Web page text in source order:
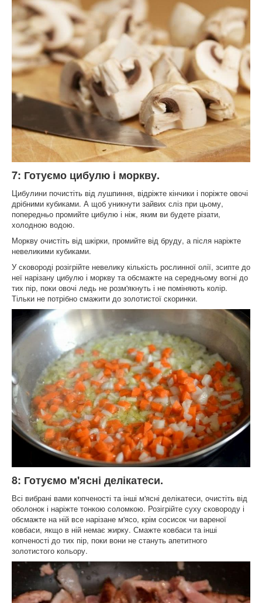
7: Готуємо цибулю і моркву.
Цибулини почистіть від лушпиння, відріжте кінчики і поріжте овочі
дрібними кубиками. А щоб уникнути зайвих сліз при цьому,
попередньо промийте цибулю і ніж, яким ви будете різати,
холодною водою.
Моркву очистіть від шкірки, промийте від бруду, а після наріжте
невеликими кубиками.
У сковороді розігрійте невелику кількість рослинної олії, зсипте до
неї нарізану цибулю і моркву та обсмажте на середньому вогні до
тих пір, поки овочі ледь не розм'якнуть і не поміняють колір.
Тільки не потрібно смажити до золотистої скоринки.
8: Готуємо м'ясні делікатеси.
Всі вибрані вами копченості та інші м'ясні делікатеси, очистіть від
оболонок і наріжте тонкою соломкою. Розігрійте суху сковороду і
обсмажте на ній все нарізане м'ясо, крім сосисок чи вареної
ковбаси, якщо в ній немає жирку. Смажте ковбаси та інші
копченості до тих пір, поки вони не стануть апетитного
золотистого кольору.